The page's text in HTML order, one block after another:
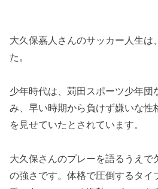
大久保嘉人さんのサッカー人生は
た。
少年時代は、苅田スポーツ少年団
み、早い時期から負けず嫌いな性
を見せていたとされています。
大久保さんのプレーを語るうえで
の強さです。体格で圧倒するタイ